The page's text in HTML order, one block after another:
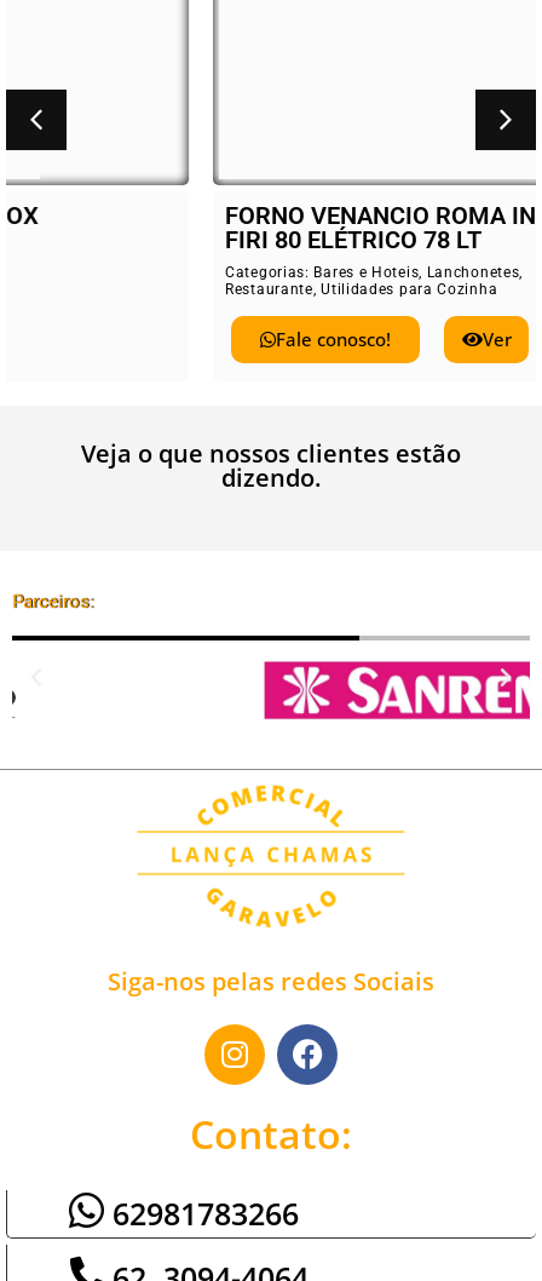
FORNO VENANCIO ROMA INOX
FIRI 80 ELÉTRICO 78 LT
Bares e Hoteis,Lanchonetes,
Utilidades para Cozinha
Ver
Veja o que nossos clientes estão
dizendo.
Parceiros:
Siga-nos pelas redes Sociais
Contato:
62981783266